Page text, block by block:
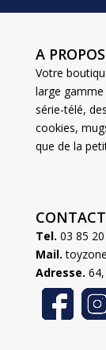
A
Votre
large
série-télé,
cookies,
que de la
Tel. 03 85
Mail.
Adresse.